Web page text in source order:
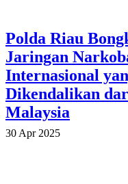
Polda Riau
Jaringan
Internasional
Dikendalikan
Malaysia
30 Apr 2025